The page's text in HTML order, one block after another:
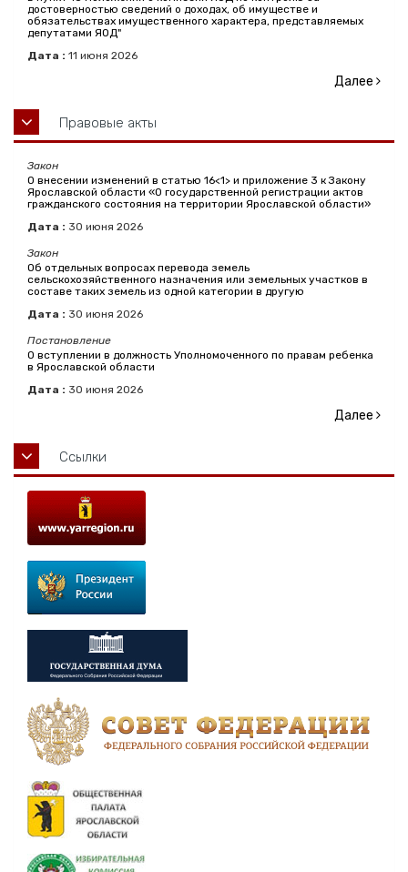
достоверностью сведений о доходах, об имуществе и
обязательствах имущественного характера, представляемых
депутатами ЯОД"
Дата : 11 июня 2026
Далее
Правовые акты
Закон
О внесении изменений в статью 16<1> и приложение 3 к Закону
Ярославской области «О государственной регистрации актов
гражданского состояния на территории Ярославской области»
Дата : 30 июня 2026
Закон
Об отдельных вопросах перевода земель
сельскохозяйственного назначения или земельных участков в
составе таких земель из одной категории в другую
Дата : 30 июня 2026
Постановление
О вступлении в должность Уполномоченного по правам ребенка
в Ярославской области
Дата : 30 июня 2026
Далее
Ссылки